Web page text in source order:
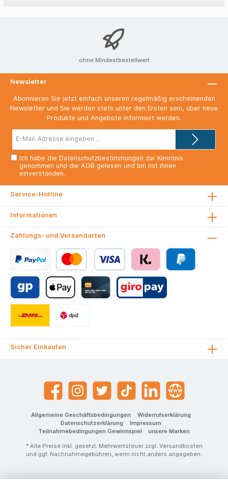
ohne Mindestbestellwert
Newsletter
Abonnieren Sie jetzt einfach unseren regelmäßig erscheinenden
Newsletter und Sie werden stets unter den Ersten sein, über neue
Produkte und Angebote informiert werden.
Mail-
Ich habe die Datenschutzbestimmungen zur Kenntnis
genommen und die AGB gelesen und bin mit ihnen
einverstanden.
Service-Hotline
Informationen
Zahlungs- und Versandarten
Sicher Einkaufen
Allgemeine Geschäftsbedingungen
Widerrufserklärung
Datenschutzerklärung
Impressum
Teilnahmebedingungen Gewinnspiel
unsere Marken
* Alle Preise inkl. gesetzl. Mehrwertsteuer zzgl. Versandkosten
und ggf. Nachnahmegebühren, wenn nicht anders angegeben.